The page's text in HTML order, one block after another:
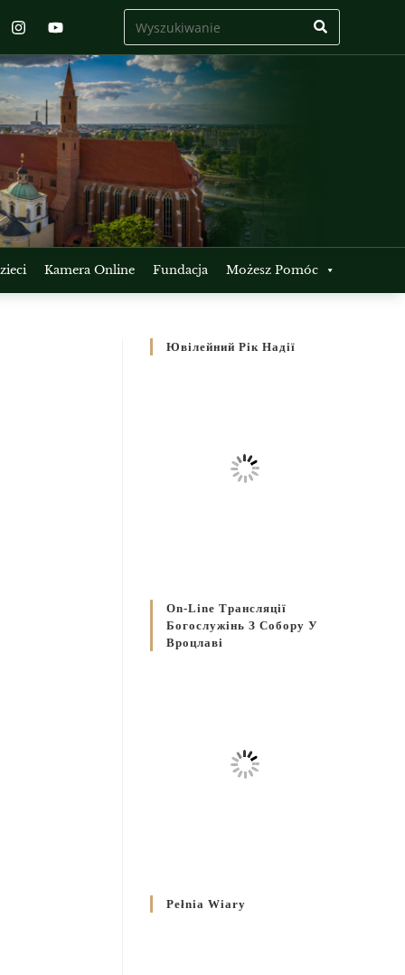
Kamera Online Fundacja Możesz Pomóc
Ювілейний Рік Надії
On-Line Трансляції
Богослужінь З Собору У
Вроцлаві
Pełnia Wiary